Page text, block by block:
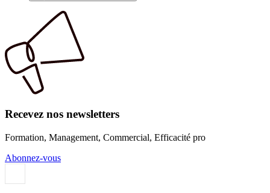
Recevez nos newsletters
Formation, Management, Commercial, Efficacité pro
Abonnez-vous